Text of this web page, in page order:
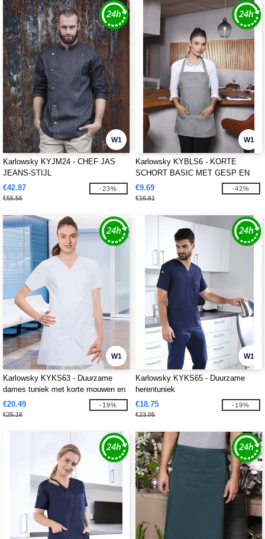
W1
Karlowsky KYJM24 - CHEF JAS
JEANS-STIJL
€42.87
€55.56
-23%
W1
Karlowsky KYBLS6 - KORTE
SCHORT BASIC MET GESP EN
ZAKJE
€9.69
€16.61
-42%
W1
Karlowsky KYKS63 - Duurzame
dames tuniek met korte mouwen en
V-hals
€20.49
€25.16
-19%
W1
Karlowsky KYKS65 - Duurzame
herentuniek
€18.75
€23.05
-19%